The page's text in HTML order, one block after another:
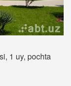
1 uy, pochta